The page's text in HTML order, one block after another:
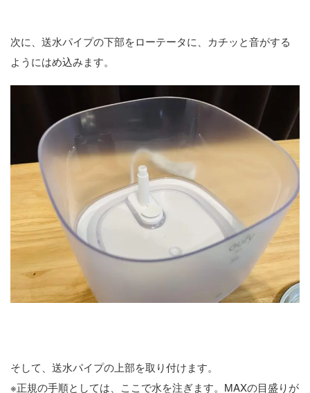
次に、送水パイプの下部をローテータに、カチッと音がする
ようにはめ込みます。
そして、送水パイプの上部を取り付けます。
※正規の手順としては、ここで水を注ぎます。MAXの目盛りが